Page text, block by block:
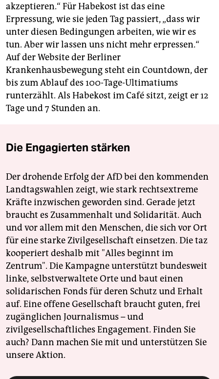
akzeptieren.“ Für Habekost ist das eine
Erpressung, wie sie jeden Tag passiert, „dass wir
unter diesen Bedingungen arbeiten, wie wir es
tun. Aber wir lassen uns nicht mehr erpressen.“
Auf der Website der Berliner
Krankenhausbewegung steht ein Countdown, der
bis zum Ablauf des 100-Tage-Ultimatiums
runterzählt. Als Habekost im Café sitzt, zeigt er 12
Tage und 7 Stunden an.
Die Engagierten stärken
Der drohende Erfolg der AfD bei den kommenden
Landtagswahlen zeigt, wie stark rechtsextreme
Kräfte inzwischen geworden sind. Gerade jetzt
braucht es Zusammenhalt und Solidarität. Auch
und vor allem mit den Menschen, die sich vor Ort
für eine starke Zivilgesellschaft einsetzen. Die taz
kooperiert deshalb mit "Alles beginnt im
Zentrum". Die Kampagne unterstützt bundesweit
linke, selbstverwaltete Orte und baut einen
solidarischen Fonds für deren Schutz und Erhalt
auf. Eine offene Gesellschaft braucht guten, frei
zugänglichen Journalismus – und
zivilgesellschaftliches Engagement. Finden Sie
auch? Dann machen Sie mit und unterstützen Sie
unsere Aktion.